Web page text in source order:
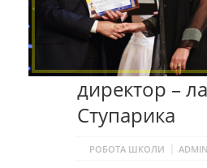
директор –
Ступарика
РОБОТА ШКОЛИ ADMIN